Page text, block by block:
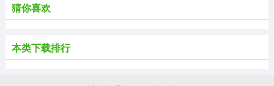
猜你喜欢
本类下载排行